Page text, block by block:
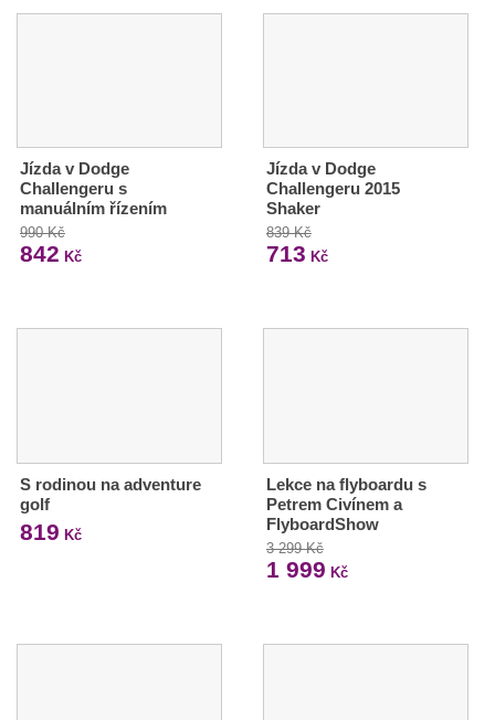
Jízda v Dodge
Challengeru s
manuálním řízením
990 Kč
842 Kč
Jízda v Dodge
Challengeru 2015
Shaker
839 Kč
713 Kč
S rodinou na adventure
golf
819 Kč
Lekce na flyboardu s
Petrem Civínem a
FlyboardShow
3 299 Kč
1 999 Kč